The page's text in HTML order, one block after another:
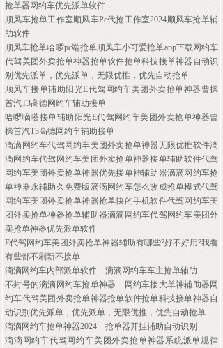
抢单器网约车优先派单软件
顺风车抢单工作室顺风车Pc代抢工作室2024顺风车抢单辅
助软件
顺风车抢单哈啰pc端抢单顺风车小可爱抢单app下载网约车
代驾美团外卖抢单神器抢单软件抢单科技接单神器自动识
别优先派单，优先派单，无限优推，优先自动抢单
顺风车接单辅助阳光E代驾网约车美团外卖抢单神器曹操
首汽T3高德网约车辅助接单
哈啰嘀嗒接单辅助阳光E代驾网约车美团外卖抢单神器曹
操首汽T3高德网约车辅助接单
滴滴网约车代驾网约车美团外卖抢单神器无限优推软件滴
滴网约车代驾网约车美团外卖抢单神器接单辅助软件代驾
网约车美团外卖抢单神器优先接单神辅助器滴滴网约车抢
单神器永辅助久免费版滴滴网约车怎么改成抢单模式代驾
网约车美团外卖抢单神器抢单快的手机软件代驾网约车美
团外卖抢单神器抢单辅助器滴滴网约车代驾网约车美团外
卖抢单神器优先派单软件
E代驾网约车美团外卖抢单神器辅助有哪些?好不好用?我看
有些都不刷新不接单
滴滴网约车内部派单软件
滴滴网约车车主抢单辅助
不封号的滴滴网约车抢单神器
网约车接大单神辅助器网
约车代驾美团外卖抢单神器抢单软件抢单科技接单神器自
动识别优先派单，优先派单，无限优推，优先自动抢单
滴滴网约车抢单神器2024
抢单器开挂辅助自动识别
滴滴网约车代驾网约车美团外卖抢单神器系统派单规律